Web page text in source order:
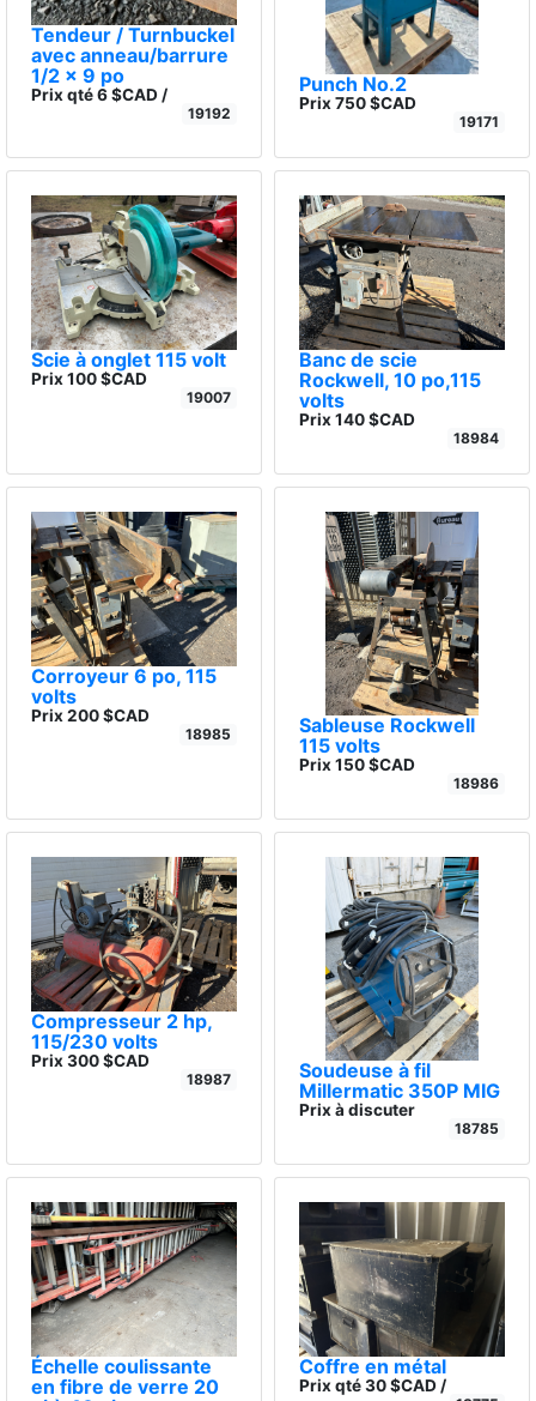
Tendeur / Turnbuckel
avec anneau/barrure
1/2 x 9 po
Prix qté 6 $CAD /
19192
Punch No.2
Prix 750 $CAD
19171
Scie à onglet 115 volt
Prix 100 $CAD
19007
Banc de scie
Rockwell, 10 po,115
volts
Prix 140 $CAD
18984
Corroyeur 6 po, 115
volts
Prix 200 $CAD
18985
Sableuse Rockwell
115 volts
Prix 150 $CAD
18986
Compresseur 2 hp,
115/230 volts
Prix 300 $CAD
18987
Soudeuse à fil
Millermatic 350P MIG
Prix à discuter
18785
Échelle coulissante
en fibre de verre 20
Coffre en métal
Prix qté 30 $CAD /